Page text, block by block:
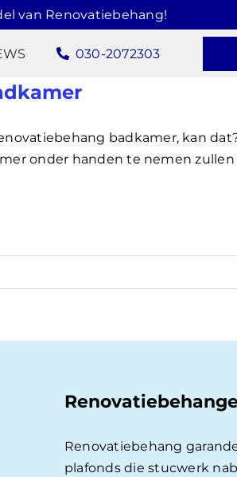
van Renovatiebehang!
030-2072303
badkamer, kan
onder handen te nemen
Renovatiebehang
plafonds die stucwerk